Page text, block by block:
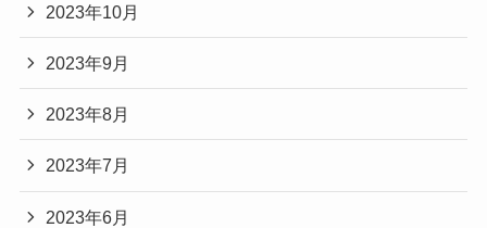
2023年10月
2023年9月
2023年8月
2023年7月
2023年6月